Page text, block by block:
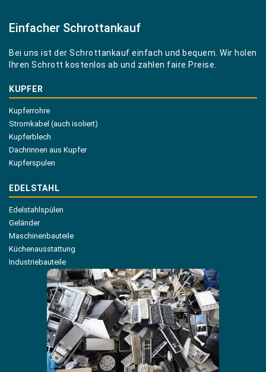
Einfacher Schrottankauf
Bei uns ist der Schrottankauf einfach und bequem. Wir holen
Ihren Schrott kostenlos ab und zahlen faire Preise.
KUPFER
Kupferrohre
Stromkabel (auch isoliert)
Kupferblech
Dachrinnen aus Kupfer
Kupferspulen
EDELSTAHL
Edelstahlspülen
Geländer
Maschinenbauteile
Küchenausstattung
Industriebauteile